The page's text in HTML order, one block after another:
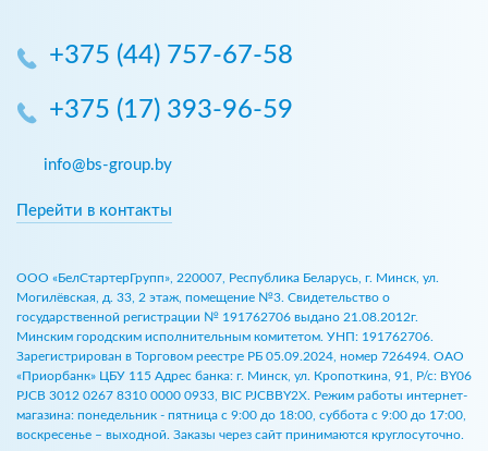
+375 (44) 757-67-58
+375 (17) 393-96-59
info@bs-group.by
Перейти в контакты
ООО «БелСтартерГрупп», 220007, Республика Беларусь, г. Минск, ул.
Могилёвская, д. 33, 2 этаж, помещение №3. Свидетельство о
государственной регистрации № 191762706 выдано 21.08.2012г.
Минским городским исполнительным комитетом. УНП: 191762706.
Зарегистрирован в Торговом реестре РБ 05.09.2024, номер 726494. ОАО
«Приорбанк» ЦБУ 115 Адрес банка: г. Минск, ул. Кропоткина, 91, Р/с: BY06
PJCB 3012 0267 8310 0000 0933, BIC PJCBBY2X. Режим работы интернет-
магазина: понедельник - пятница с 9:00 до 18:00, суббота с 9:00 до 17:00,
воскресенье – выходной. Заказы через сайт принимаются круглосуточно.